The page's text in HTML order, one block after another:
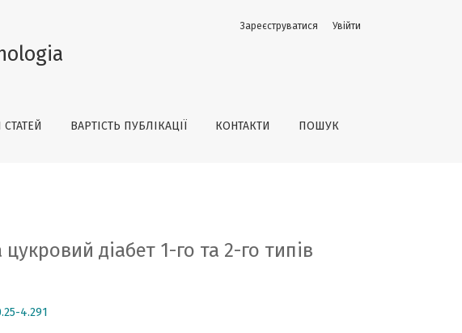
ВАРТІСТЬ ПУБЛІКАЦІЇ КОНТАКТИ ПОШУК
Зареєструватися Увійти
діабет 1-го та 2-го типів
4.291